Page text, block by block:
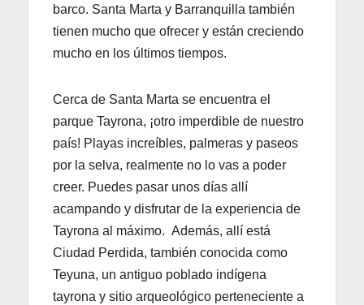
barco. Santa Marta y Barranquilla también
tienen mucho que ofrecer y están creciendo
mucho en los últimos tiempos.
Cerca de Santa Marta se encuentra el
parque Tayrona, ¡otro imperdible de nuestro
país! Playas increíbles, palmeras y paseos
por la selva, realmente no lo vas a poder
creer. Puedes pasar unos días allí
acampando y disfrutar de la experiencia de
Tayrona al máximo. Además, allí está
Ciudad Perdida, también conocida como
Teyuna, un antiguo poblado indígena
tayrona y sitio arqueológico perteneciente a